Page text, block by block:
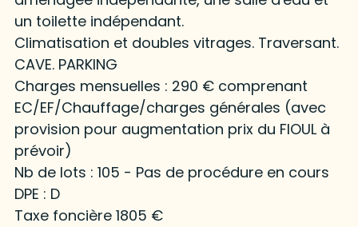
un toilette indépendant.
Climatisation et doubles vitrages. Traversant.
CAVE. PARKING
Charges mensuelles : 290 € comprenant
EC/EF/Chauffage/charges générales (avec
provision pour augmentation prix du FIOUL à
prévoir)
Nb de lots : 105 - Pas de procédure en cours
DPE : D
Taxe foncière 1805 €